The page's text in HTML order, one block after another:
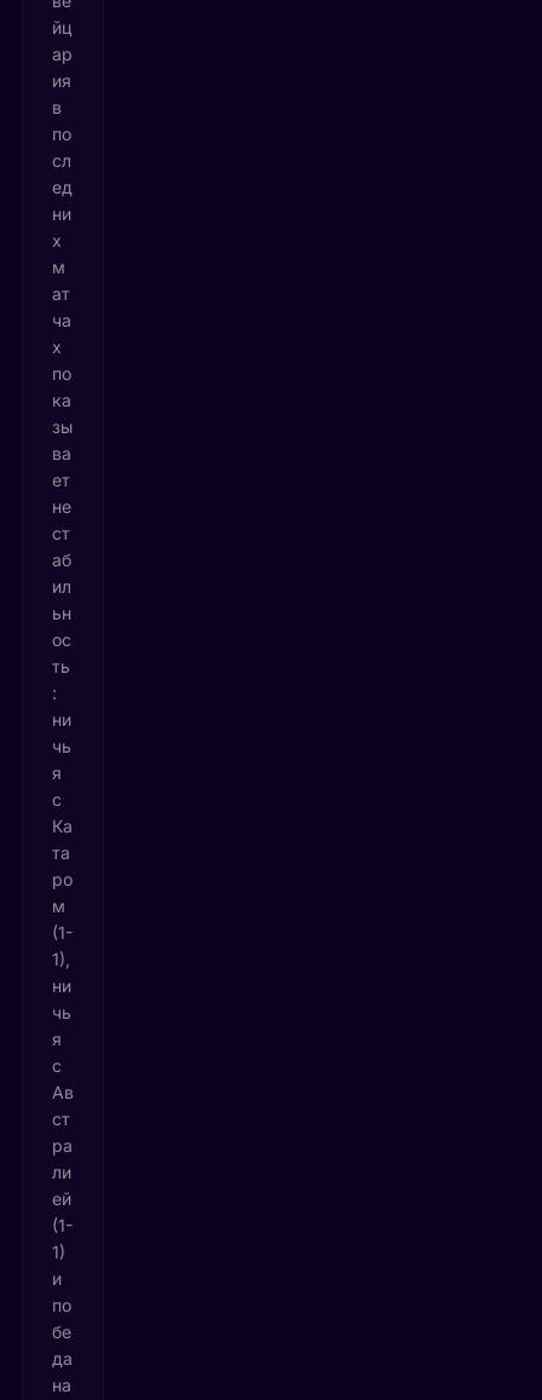
йц
ар
ия
в
по
сл
ед
ни
х
м
ат
ча
х
по
ка
зы
ва
ет
не
ст
аб
ил
ьн
ос
ть
:
ни
чь
я
с
Ка
та
ро
м
(1-
1),
ни
чь
я
с
Ав
ст
ра
ли
ей
(1-
1)
и
по
бе
да
на